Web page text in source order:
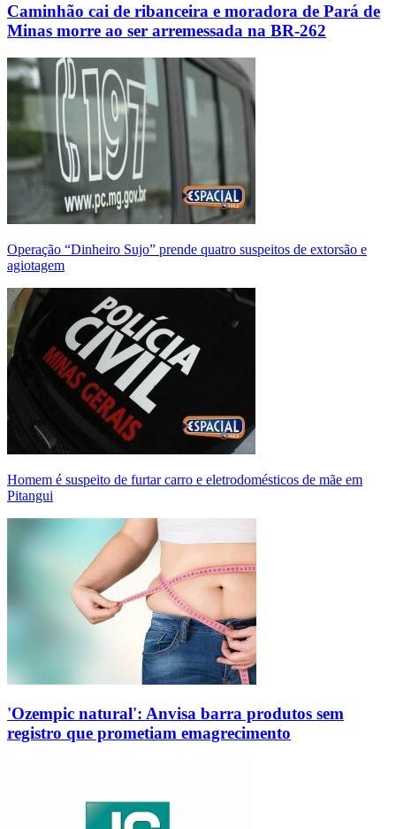
Caminhão cai de ribanceira e moradora de Pará de
Minas morre ao ser arremessada na BR-262
Operação “Dinheiro Sujo” prende quatro suspeitos de extorsão e
agiotagem
Homem é suspeito de furtar carro e eletrodomésticos de mãe em
Pitangui
'Ozempic natural': Anvisa barra produtos sem
registro que prometiam emagrecimento